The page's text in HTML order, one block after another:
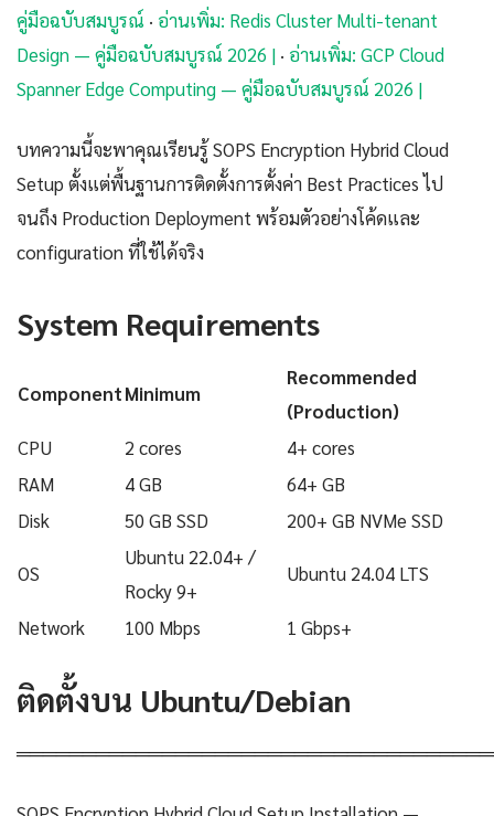
คู่มือฉบับสมบูรณ์ · อ่านเพิ่ม: Redis Cluster Multi-tenant
Design — คู่มือฉบับสมบูรณ์ 2026 | · อ่านเพิ่ม: GCP Cloud
Spanner Edge Computing — คู่มือฉบับสมบูรณ์ 2026 |
บทความนี้จะพาคุณเรียนรู้ SOPS Encryption Hybrid Cloud
Setup ตั้งแต่พื้นฐานการติดตั้งการตั้งค่า Best Practices ไป
จนถึง Production Deployment พร้อมตัวอย่างโค้ดและ
configuration ที่ใช้ได้จริง
System Requirements
ComponentMinimum
Recommended
(Production)
CPU
2 cores
4+ cores
RAM
4 GB
64+ GB
Disk
50 GB SSD 200+ GB NVMe SSD
OS
Ubuntu 22.04+ /
Rocky 9+
Ubuntu 24.04 LTS
Network 100 Mbps 1 Gbps+
ติดตั้งบน Ubuntu/Debian